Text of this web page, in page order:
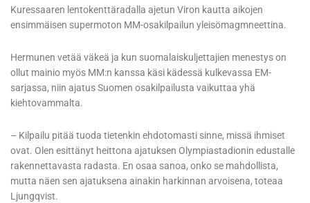
Kuressaaren lentokenttäradalla ajetun Viron kautta aikojen
ensimmäisen supermoton MM-osakilpailun yleisömagmneettina.
Hermunen vetää väkeä ja kun suomalaiskuljettajien menestys on
ollut mainio myös MM:n kanssa käsi kädessä kulkevassa EM-
sarjassa, niin ajatus Suomen osakilpailusta vaikuttaa yhä
kiehtovammalta.
– Kilpailu pitää tuoda tietenkin ehdotomasti sinne, missä ihmiset
ovat. Olen esittänyt heittona ajatuksen Olympiastadionin edustalle
rakennettavasta radasta. En osaa sanoa, onko se mahdollista,
mutta näen sen ajatuksena ainakin harkinnan arvoisena, toteaa
Ljungqvist.